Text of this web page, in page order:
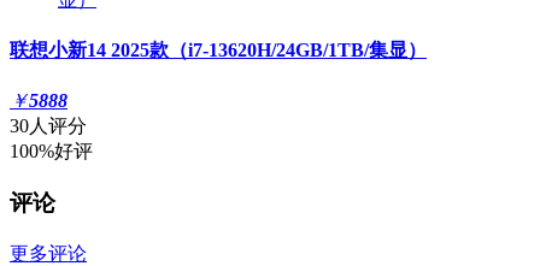
联想小新14 2025款（i7-13620H/24GB/1TB/集显）
￥5888
30人评分
100%好评
评论
更多评论